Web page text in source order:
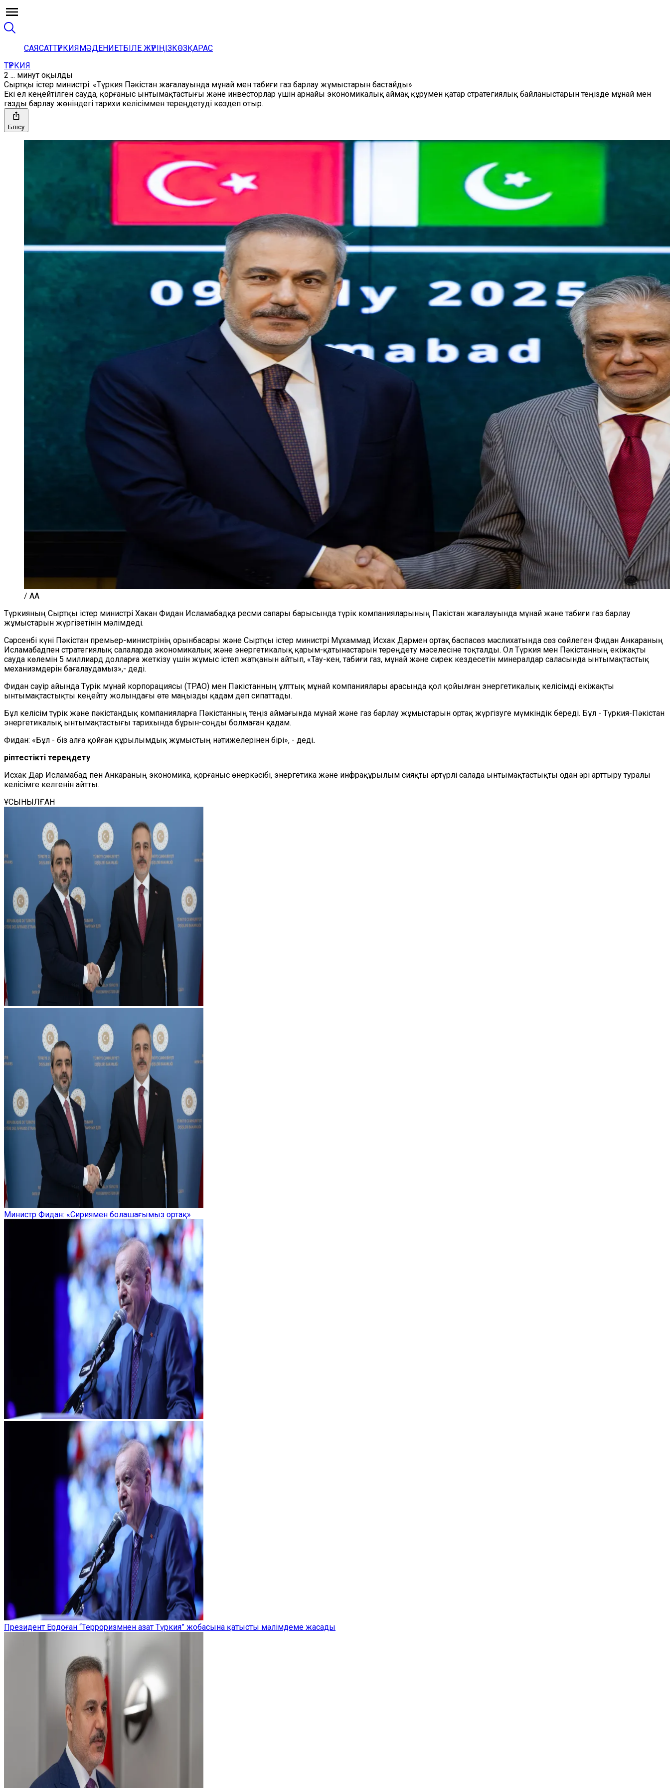
САЯСАТТҮРКИЯМӘДЕНИЕТБІЛЕ ЖҮРІҢІЗКӨЗҚАРАС
ТҮРКИЯ
2 ... минут оқылды
Сыртқы істер министрі: «Түркия Пәкістан жағалауында мұнай мен табиғи газ барлау жұмыстарын бастайды»
Екі ел кеңейтілген сауда, қорғаныс ынтымақтастығы және инвесторлар үшін арнайы экономикалық аймақ құрумен қатар стратегиялық байланыстарын теңізде мұнай мен
газды барлау жөніндегі тарихи келісіммен тереңдетуді көздеп отыр.
Бөлісу
/ AA
Түркияның Сыртқы істер министрі Хакан Фидан Исламабадқа ресми сапары барысында түрік компанияларының Пәкістан жағалауында мұнай және табиғи газ барлау
жұмыстарын жүргізетінін мәлімдеді.
Сәрсенбі күні Пәкістан премьер-министрінің орынбасары және Сыртқы істер министрі Мұхаммад Исхак Дармен ортақ баспасөз мәслихатында сөз сөйлеген Фидан Анкараның
Исламабадпен стратегиялық салаларда экономикалық және энергетикалық қарым-қатынастарын тереңдету мәселесіне тоқталды. Ол Түркия мен Пәкістанның екіжақты
сауда көлемін 5 миллиард долларға жеткізу үшін жұмыс істеп жатқанын айтып, «Тау-кен, табиғи газ, мұнай және сирек кездесетін минералдар саласында ынтымақтастық
механизмдерін бағалаудамыз»,- деді.
Фидан сәуір айында Түрік мұнай корпорациясы (TPAO) мен Пәкістанның ұлттық мұнай компаниялары арасында қол қойылған энергетикалық келісімді екіжақты
ынтымақтастықты кеңейту жолындағы өте маңызды қадам деп сипаттады.
Бұл келісім түрік және пәкістандық компанияларға Пәкістанның теңіз аймағында мұнай және газ барлау жұмыстарын ортақ жүргізуге мүмкіндік береді. Бұл - Түркия-Пәкістан
энергетикалық ынтымақтастығы тарихында бұрын-соңды болмаған қадам.
Фидан: «Бұл - біз алға қойған құрылымдық жұмыстың нәтижелерінен бірі», - деді.
Әріптестікті тереңдету
Исхак Дар Исламабад пен Анкараның экономика, қорғаныс өнеркәсібі, энергетика және инфрақұрылым сияқты әртүрлі салада ынтымақтастықты одан әрі арттыру туралы
келісімге келгенін айтты.
ҰСЫНЫЛҒАН
Министр Фидан: «Сириямен болашағымыз ортақ»
Президент Ердоған “Терроризмнен азат Түркия” жобасына қатысты мәлімдеме жасады